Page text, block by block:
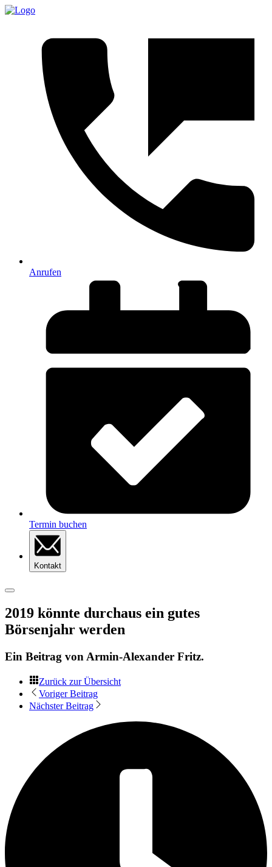
Anrufen
Termin buchen
Kontakt
2019 könnte durchaus ein gutes
Börsenjahr werden
Ein Beitrag von Armin-Alexander Fritz.
Zurück zur Übersicht
Voriger Beitrag
Nächster Beitrag